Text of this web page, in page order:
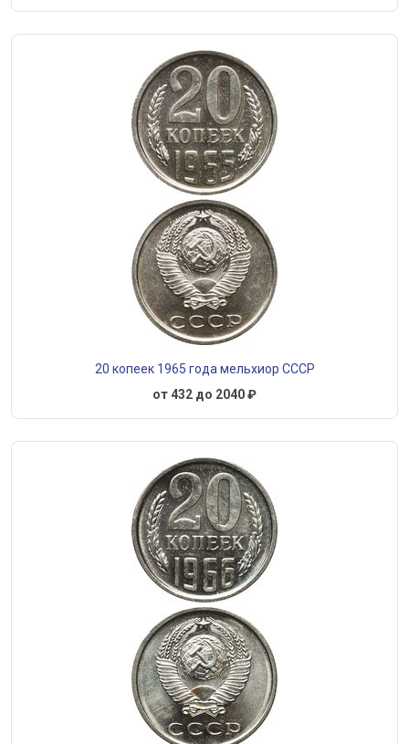
20 копеек 1965 года мельхиор СССР
от 432 до 2040 ₽